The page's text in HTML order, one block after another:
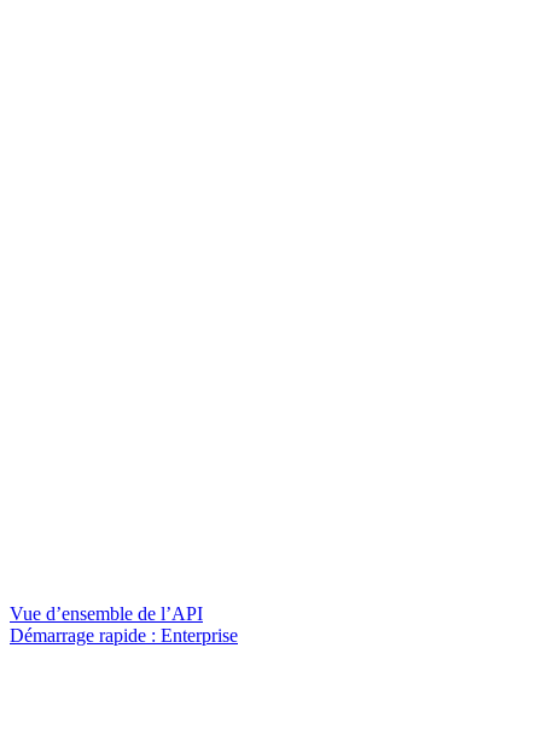
Vue d’ensemble de l’API
Démarrage rapide : Enterprise